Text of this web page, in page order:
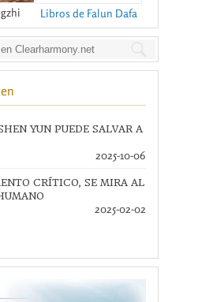
Libros de Falun Dafa
YUN PUEDE SALVAR A
2025-10-06
CRÍTICO, SE MIRA AL
2025-02-02